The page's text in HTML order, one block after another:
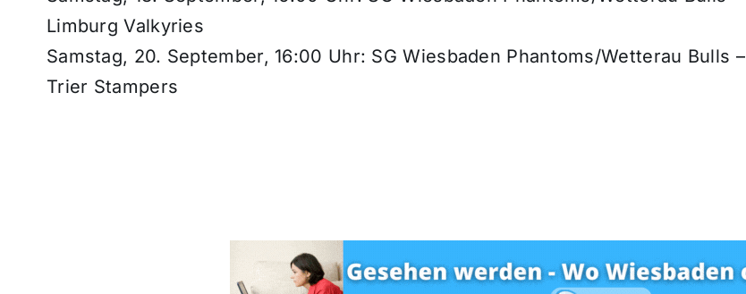
Limburg Valkyries
Samstag, 20. September, 16:00 Uhr: SG Wiesbaden Phantoms/Wetterau Bulls –
Trier Stampers